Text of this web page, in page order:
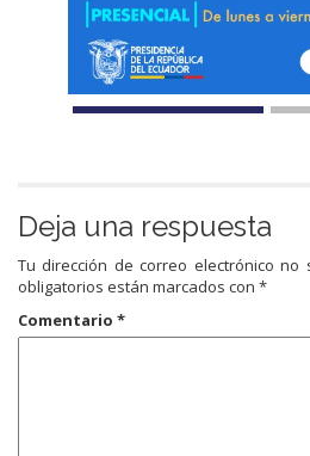
Deja una respuesta
Tu dirección de correo electrónico no
obligatorios están marcados con *
Comentario *